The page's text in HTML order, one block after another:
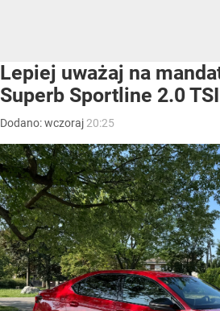
Lepiej uważaj na
Superb Sportline 2.0
Dodano:wczoraj 20:25